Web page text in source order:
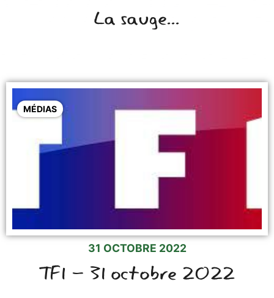
La sauge...
MÉDIAS
31 OCTOBRE 2022
TF1 - 31 octobre 2022